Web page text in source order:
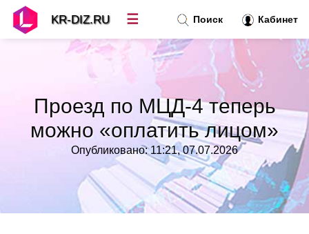
Проезд по МЦД-4 теперь
можно «оплатить лицом»
Опубликовано: 11:21, 07.07.2026
Поиск Кабинет
KR-DIZ.RU ☰
Топ новостей»
»
»